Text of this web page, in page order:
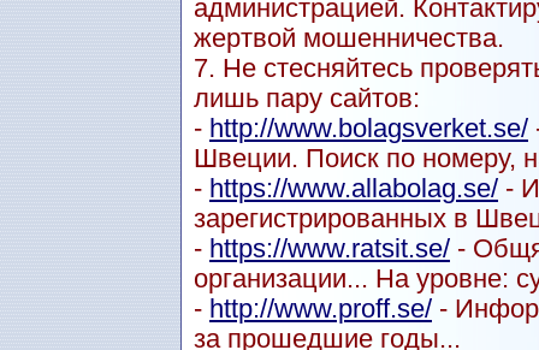
администрацией.
жертвой мошенничества.
7. Не стесняйтесь
лишь пару сайтов:
- http://www.bolagsverket.se/
Швеции. Поиск по номеру,
- https://www.allabolag.se/ -
зарегистрированных в
- https://www.ratsit.se/ -
организации... На уровне:
- http://www.proff.se/ -
за прошедшие годы...